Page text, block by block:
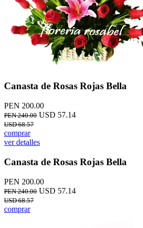
Canasta de Rosas Rojas Bella
PEN 200.00
PEN 240.00 USD 57.14
USD 68.57
comprar
ver detalles
Canasta de Rosas Rojas Bella
PEN 200.00
PEN 240.00 USD 57.14
USD 68.57
comprar